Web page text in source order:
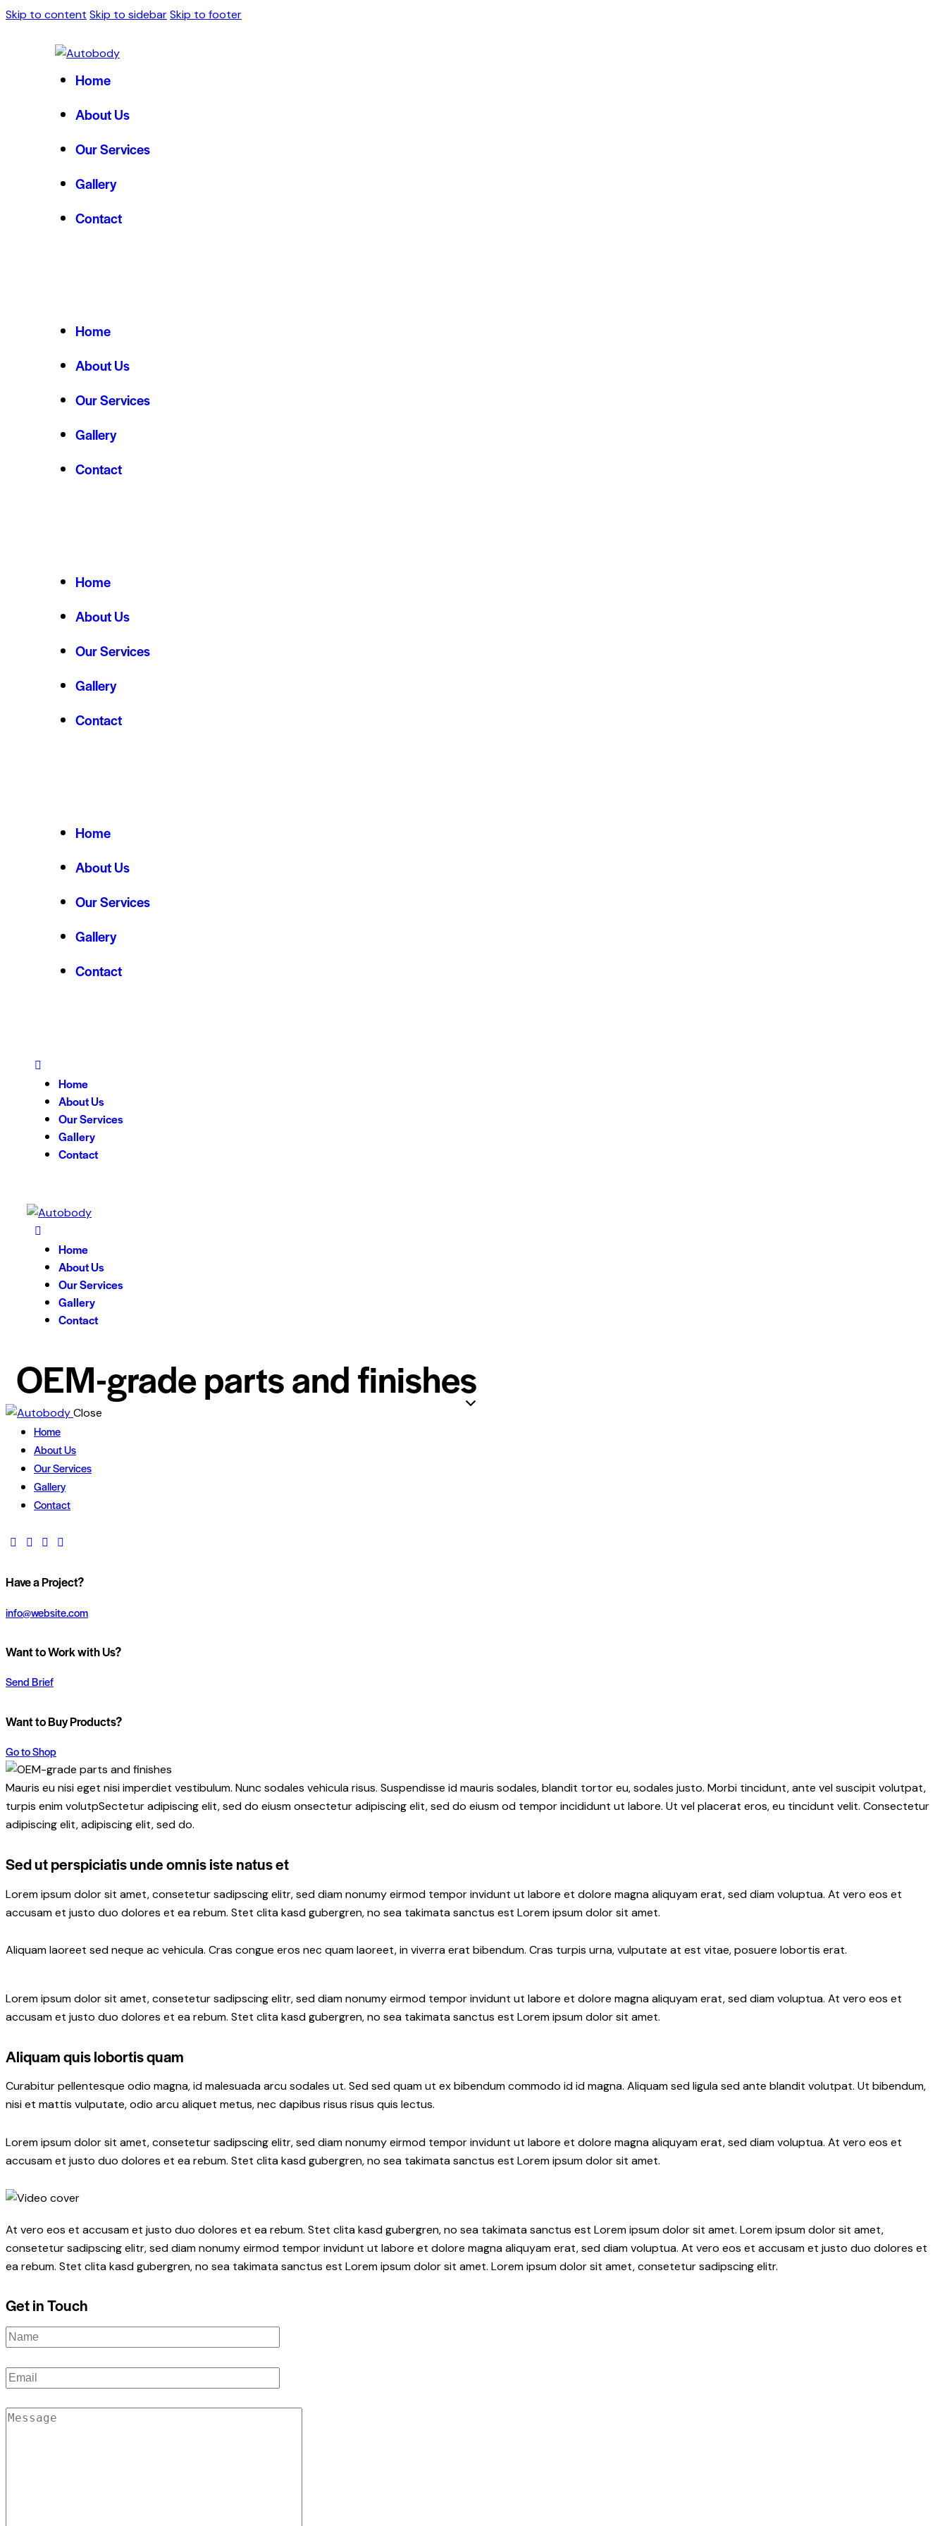
Skip to content Skip to sidebarSkip to footer
Home
About Us
Our Services
Gallery
Contact
Home
About Us
Our Services
Gallery
Contact
Home
About Us
Our Services
Gallery
Contact
Home
About Us
Our Services
Gallery
Contact
Home
About Us
Our Services
Gallery
Contact
Home
About Us
Our Services
Gallery
Contact
OEM-grade parts and finishes
Close
Home
About Us
Our Services
Gallery
Contact
Have a Project?
info@website.com
Want to Work with Us?
Send Brief
Want to Buy Products?
Go to Shop
Mauris eu nisi eget nisi imperdiet vestibulum. Nunc sodales vehicula risus. Suspendisse id mauris sodales, blandit tortor eu, sodales justo. Morbi tincidunt, ante vel suscipit volutpat,
turpis enim volutpSectetur adipiscing elit, sed do eiusm onsectetur adipiscing elit, sed do eiusm od tempor incididunt ut labore. Ut vel placerat eros, eu tincidunt velit. Consectetur
adipiscing elit, adipiscing elit, sed do.
Sed ut perspiciatis unde omnis iste natus et
Lorem ipsum dolor sit amet, consetetur sadipscing elitr, sed diam nonumy eirmod tempor invidunt ut labore et dolore magna aliquyam erat, sed diam voluptua. At vero eos et
accusam et justo duo dolores et ea rebum. Stet clita kasd gubergren, no sea takimata sanctus est Lorem ipsum dolor sit amet.
Aliquam laoreet sed neque ac vehicula. Cras congue eros nec quam laoreet, in viverra erat bibendum. Cras turpis urna, vulputate at est vitae, posuere lobortis erat.
Lorem ipsum dolor sit amet, consetetur sadipscing elitr, sed diam nonumy eirmod tempor invidunt ut labore et dolore magna aliquyam erat, sed diam voluptua. At vero eos et
accusam et justo duo dolores et ea rebum. Stet clita kasd gubergren, no sea takimata sanctus est Lorem ipsum dolor sit amet.
Aliquam quis lobortis quam
Curabitur pellentesque odio magna, id malesuada arcu sodales ut. Sed sed quam ut ex bibendum commodo id id magna. Aliquam sed ligula sed ante blandit volutpat. Ut bibendum,
nisi et mattis vulputate, odio arcu aliquet metus, nec dapibus risus risus quis lectus.
Lorem ipsum dolor sit amet, consetetur sadipscing elitr, sed diam nonumy eirmod tempor invidunt ut labore et dolore magna aliquyam erat, sed diam voluptua. At vero eos et
accusam et justo duo dolores et ea rebum. Stet clita kasd gubergren, no sea takimata sanctus est Lorem ipsum dolor sit amet.
At vero eos et accusam et justo duo dolores et ea rebum. Stet clita kasd gubergren, no sea takimata sanctus est Lorem ipsum dolor sit amet. Lorem ipsum dolor sit amet,
consetetur sadipscing elitr, sed diam nonumy eirmod tempor invidunt ut labore et dolore magna aliquyam erat, sed diam voluptua. At vero eos et accusam et justo duo dolores et
ea rebum. Stet clita kasd gubergren, no sea takimata sanctus est Lorem ipsum dolor sit amet. Lorem ipsum dolor sit amet, consetetur sadipscing elitr.
Get in Touch